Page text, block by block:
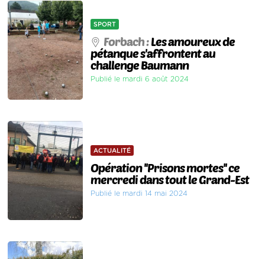
SPORT
Forbach :Les amoureux de
pétanque s'affrontent au
challenge Baumann
Publié le mardi 6 août 2024
ACTUALITÉ
Opération ''Prisons mortes'' ce
mercredi dans tout le Grand-Est
Publié le mardi 14 mai 2024